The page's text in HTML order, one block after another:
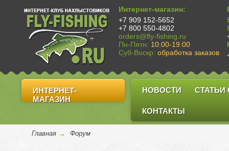
Интернет-магазин:
+7 909 152-5652
+7 800 550-4802
orders@fly-fishing.ru
Пн-Пятн: 10:00-19:00
Суб-Воскр: обработка заказов
ИНТЕРНЕТ-
МАГАЗИН
НОВОСТИ СТАТЬИ
КОНТАКТЫ
Главная → Форум